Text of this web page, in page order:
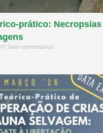
prático: Necropsias
Sem comentários